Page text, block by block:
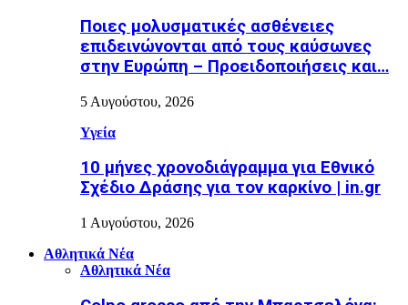
Ποιες μολυσματικές ασθένειες
επιδεινώνονται από τους καύσωνες
στην Ευρώπη – Προειδοποιήσεις και…
5 Αυγούστου, 2026
Υγεία
10 μήνες χρονοδιάγραμμα για Εθνικό
Σχέδιο Δράσης για τον καρκίνο | in.gr
1 Αυγούστου, 2026
Αθλητικά Νέα
Αθλητικά Νέα